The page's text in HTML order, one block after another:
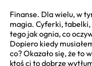
Finanse. Dla wielu, w
magia. Cyferki, tabelki,
tego jak ognia, co
Dopiero kiedy
co? Okazało się, że to
ktoś ci to dobrze